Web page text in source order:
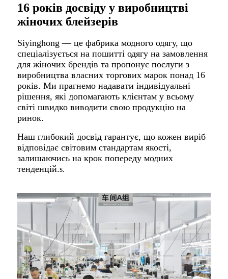
16 років досвіду у виробництві
жіночих блейзерів
Siyinghong — це фабрика модного одягу, що
спеціалізується на пошитті одягу на замовлення
для жіночих брендів та пропонує послуги з
виробництва власних торгових марок понад 16
років. Ми прагнемо надавати індивідуальні
рішення, які допомагають клієнтам у всьому
світі швидко виводити свою продукцію на
ринок.
Наш глибокий досвід гарантує, що кожен виріб
відповідає світовим стандартам якості,
залишаючись на крок попереду модних
тенденцій.s.